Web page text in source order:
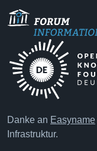
Danke an Easyname
Infrastruktur.